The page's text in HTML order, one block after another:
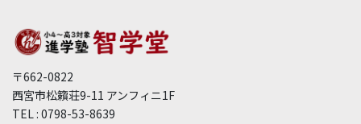
〒662-0822
西宮市松籟荘9-11 アンフィニ1F
TEL : 0798-53-8639